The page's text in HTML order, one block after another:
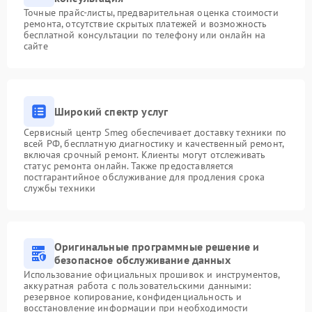
Точные прайс-листы, предварительная оценка стоимости
ремонта, отсутствие скрытых платежей и возможность
бесплатной консультации по телефону или онлайн на
сайте
Широкий спектр услуг
Сервисный центр Smeg обеспечивает доставку техники по
всей РФ, бесплатную диагностику и качественный ремонт,
включая срочный ремонт. Клиенты могут отслеживать
статус ремонта онлайн. Также предоставляется
постгарантийное обслуживание для продления срока
службы техники
Оригинальные программные решение и
безопасное обслуживание данных
Использование официальных прошивок и инструментов,
аккуратная работа с пользовательскими данными:
резервное копирование, конфиденциальность и
восстановление информации при необходимости